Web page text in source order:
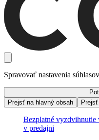
Spravovať nastavenia súhlasov
Prejsť na hlavný obsah
Bezplatné vyzdvihnutie
v predajni